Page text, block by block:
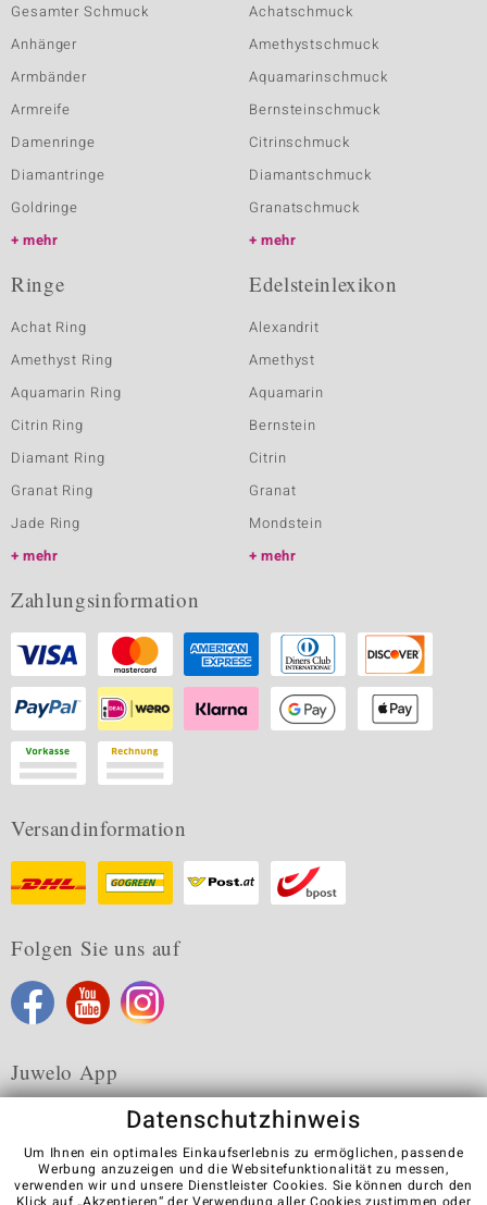
Gesamter Schmuck
Anhänger
Armbänder
Armreife
Damenringe
Diamantringe
Goldringe
mehr
Achatschmuck
Amethystschmuck
Aquamarinschmuck
Bernsteinschmuck
Citrinschmuck
Diamantschmuck
Granatschmuck
mehr
Ringe
Achat Ring
Amethyst Ring
Aquamarin Ring
Citrin Ring
Diamant Ring
Granat Ring
Jade Ring
mehr
Edelsteinlexikon
Alexandrit
Amethyst
Aquamarin
Bernstein
Citrin
Granat
Mondstein
mehr
Zahlungsinformation
Versandinformation
Folgen Sie uns auf
Juwelo App
Karriere AGB Datenschutz Cookies
Impressum
Datenschutzhinweis
Um Ihnen ein optimales Einkaufserlebnis zu ermöglichen, passende
Werbung anzuzeigen und die Websitefunktionalität zu messen,
verwenden wir und unsere Dienstleister Cookies. Sie können durch den